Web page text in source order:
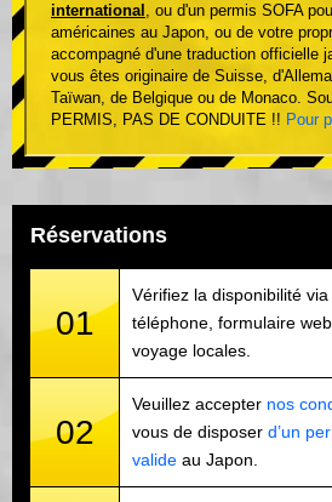
international , ou d'un permis SOFA
américaines au Japon, ou de votre
accompagné d'une traduction officielle
vous êtes originaire de Suisse,
Taïwan, de Belgique ou de Monaco.
PERMIS, PAS DE CONDUITE !! Pour
Réservations
01
Vérifiez la disponibilité
téléphone, formulaire
voyage locales.
02
Veuillez accepter nos
vous de disposer d’un
valide au Japon.